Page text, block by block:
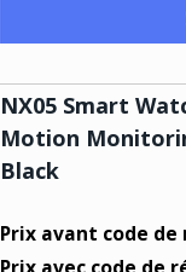
NX05 Smart
Motion
Black
Prix avant code